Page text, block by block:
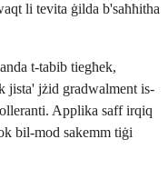
li tevita ġilda b'saħħitha
t-tabib tiegħek,
jista' jżid gradwalment is-
Applika saff irqiq
bil-mod sakemm tiġi